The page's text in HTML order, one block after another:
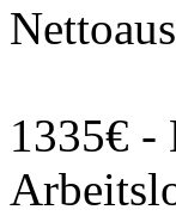
1335€ -